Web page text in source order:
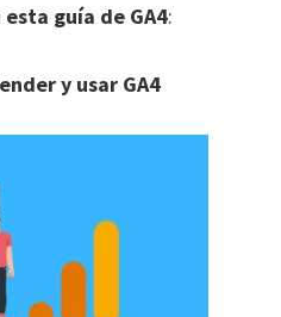
guía de GA4:
y usar GA4